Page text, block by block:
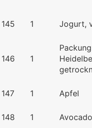
145
1 Jogurt,
146 1
Packung
147
1 Apfel
148
1